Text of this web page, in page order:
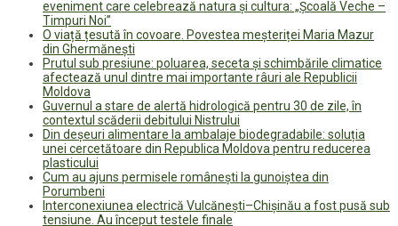
eveniment care celebrează natura și cultura: „Școală Veche –
Timpuri Noi”
O viață țesută în covoare. Povestea meșteriței Maria Mazur
din Ghermănești
Prutul sub presiune: poluarea, seceta și schimbările climatice
afectează unul dintre mai importante râuri ale Republicii
Moldova
Guvernul a stare de alertă hidrologică pentru 30 de zile, în
contextul scăderii debitului Nistrului
Din deșeuri alimentare la ambalaje biodegradabile: soluția
unei cercetătoare din Republica Moldova pentru reducerea
plasticului
Cum au ajuns permisele românești la gunoiștea din
Porumbeni
Interconexiunea electrică Vulcănești–Chișinău a fost pusă sub
tensiune. Au început testele finale